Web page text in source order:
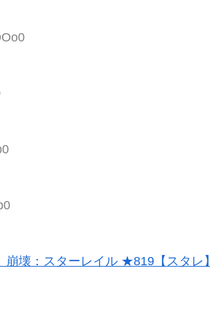
崩壊：スターレイル ★819【スタレ】